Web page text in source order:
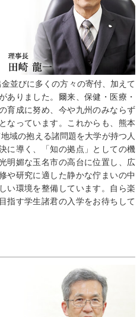
並びに多くの方々の寄付、加えて
ありました。爾来、保健・医療・
育成に努め、今や九州のみならず
なっています。これからも、熊本
域の抱える諸問題を大学が持つ人
に導く、「知の拠点」としての機
明媚な玉名市の高台に位置し、広
や研究に適した静かな佇まいの中
い環境を整備しています。自ら楽
指す学生諸君の入学をお待ちして